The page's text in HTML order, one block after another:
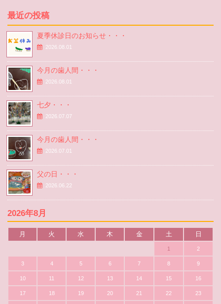
最近の投稿
夏季休診日のお知らせ・・・
2026.08.01
今月の歯人間・・・
2026.08.01
七夕・・・
2026.07.07
今月の歯人間・・・
2026.07.01
父の日・・・
2026.06.22
2026年8月
月 火 水 木 金 土 日
1 2
3 4 5 6 7 8 9
10 11 12 13 14 15 16
17 18 19 20 21 22 23